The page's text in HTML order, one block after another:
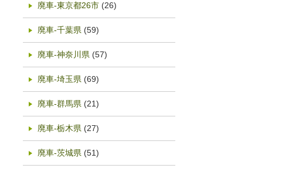
廃車-東京都26市 (26)
廃車-千葉県 (59)
廃車-神奈川県 (57)
廃車-埼玉県 (69)
廃車-群馬県 (21)
廃車-栃木県 (27)
廃車-茨城県 (51)